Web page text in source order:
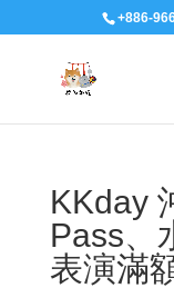
+886-
KKday
Pass、
表演滿